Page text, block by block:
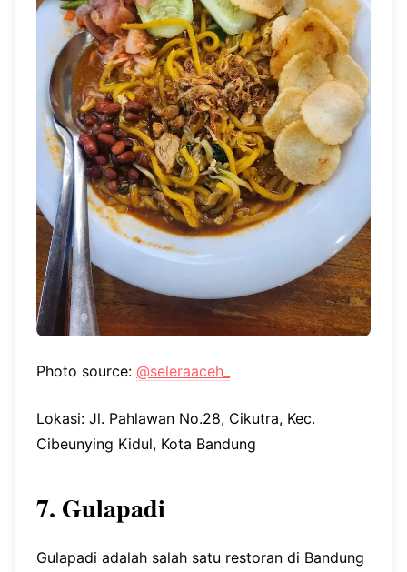
Photo source: @seleraaceh_
Lokasi: Jl. Pahlawan No.28, Cikutra, Kec.
Cibeunying Kidul, Kota Bandung
7. Gulapadi
Gulapadi adalah salah satu restoran di Bandung